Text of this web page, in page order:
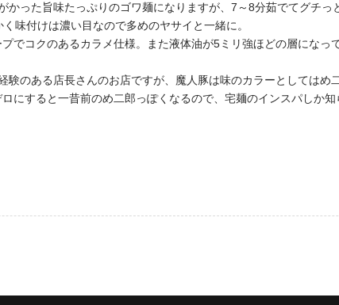
った旨味たっぷりのゴワ麺になりますが、7～8分茹でてグチっ
味付けは濃い目なので多めのヤサイと一緒に。
でコクのあるカラメ仕様。また液体油が5ミリ強ほどの層にな
のある店長さんのお店ですが、魔人豚は味のカラーとしてはめ
にすると一昔前のめ二郎っぽくなるので、宅麺のインスパしか